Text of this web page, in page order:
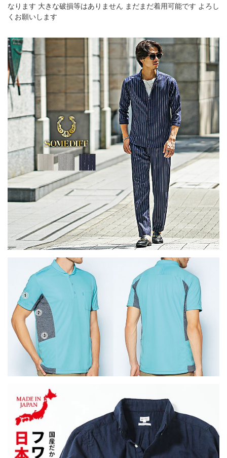
なります 大きな破損等はありません まだまだ着用可能です よろし
くお願いします